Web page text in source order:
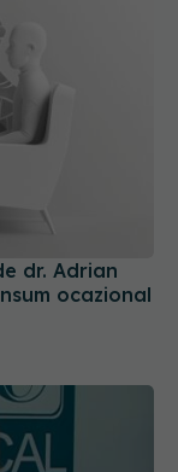
ocazional